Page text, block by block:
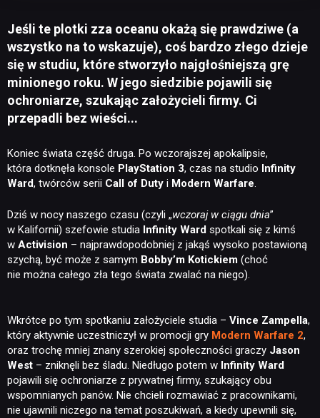
Jeśli te plotki zza oceanu okażą się prawdziwe (a
wszystko na to wskazuje), coś bardzo złego dzieje
się w studiu, które stworzyło najgłośniejszą grę
minionego roku. W jego siedzibie pojawili się
ochroniarze, szukając założycieli firmy. Ci
przepadli bez wieści...
Koniec świata część druga. Po wczorajszej apokalipsie,
która dotknęła konsole PlayStation 3, czas na studio Infinity
Ward, twórców serii Call of Duty i Modern Warfare.
Dziś w nocy naszego czasu (czyli „wczoraj w ciągu dnia”
w Kalifornii) szefowie studia Infinity Ward spotkali się z kimś
w Activision – najprawdopodobniej z jakąś wysoko postawioną
szychą, być może z samym Bobby’m Kotickiem (choć
nie można całego zła tego świata zwalać na niego).
Wkrótce po tym spotkaniu założyciele studia – Vince Zampella,
który aktywnie uczestniczył w promocji gry Modern Warfare 2,
oraz trochę mniej znany szerokiej społeczności graczy Jason
West – zniknęli bez śladu. Niedługo potem w Infinity Ward
pojawili się ochroniarze z prywatnej firmy, szukający obu
wspomnianych panów. Nie chcieli rozmawiać z pracownikami,
nie ujawnili niczego na temat poszukiwań, a kiedy upewnili się,